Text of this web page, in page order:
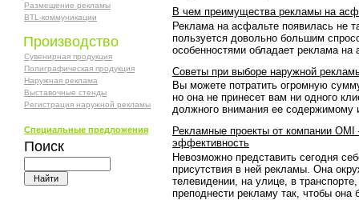
В чем преимущества рекламы на
Реклама на асфальте появилась не
пользуется довольно большим
особенностями обладает реклама на
Советы при выборе наружной
Вы можете потратить огромную
но она не принесет вам ни одного
должного внимания ее содержимому
Рекламные проекты от компании
эффективность
Невозможно представить сегодня
присутствия в ней рекламы. Она
телевидении, на улице, в
преподнести рекламу так, чтобы
Размещение рекламы
BTL-коммуникации
Производство
Сувенирная продукция
Полиграфическая продукция
Наружная реклама
Выставочные стенды
Регистрация наружной рекламы
Специальные предложения
Поиск